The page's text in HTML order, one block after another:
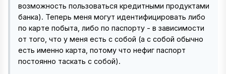
возможность пользоваться кредитными продуктами
банка). Теперь меня могут идентифицировать либо
по карте побыта, либо по паспорту - в зависимости
от того, что у меня есть с собой (а с собой обычно
есть именно карта, потому что нефиг паспорт
постоянно таскать с собой).